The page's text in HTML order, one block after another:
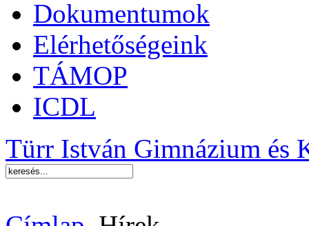
Dokumentumok
Elérhetőségeink
TÁMOP
ICDL
Türr István Gimnázium és